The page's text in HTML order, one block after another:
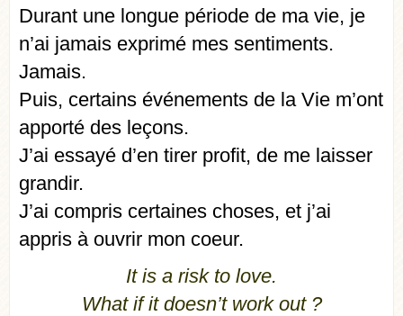
Durant une longue période de ma vie, je
n’ai jamais exprimé mes sentiments.
Jamais.
Puis, certains événements de la Vie m’ont
apporté des leçons.
J’ai essayé d’en tirer profit, de me laisser
grandir.
J’ai compris certaines choses, et j’ai
appris à ouvrir mon coeur.
It is a risk to love.
What if it doesn’t work out ?